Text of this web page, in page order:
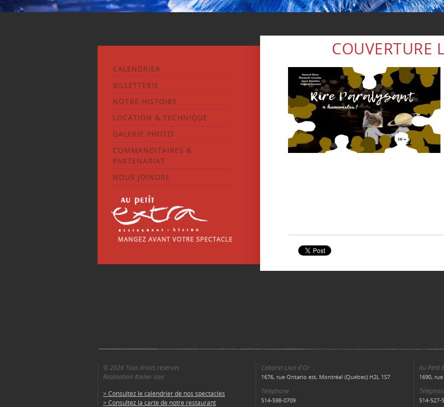
CALENDRIER
BILLETTERIE
NOTRE HISTOIRE
LOCATION & TECHNIQUE
GALERIE PHOTO
COMMANDITAIRES &
PARTENARIAT
NOUS JOINDRE
COUVERTURE
© 2026 Tous droits réservés
Réalisation Atelier Voir
> Consultez le calendrier de nos spectacles
> Consultez la carte de notre restaurant
Cabaret Lion d'Or :
1676, rue Ontario est, Montréal (Québec) H2L 1S7
Téléphone
514-598-0709
Au Petit
1690,
514-527-